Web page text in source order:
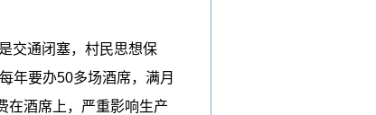
交通闭塞，村民思想保
年要办50多场酒席，满月
在酒席上，严重影响生产